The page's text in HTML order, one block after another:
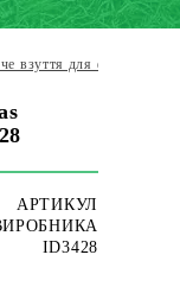
взуття для футболу
АРТИКУЛ
ID3428